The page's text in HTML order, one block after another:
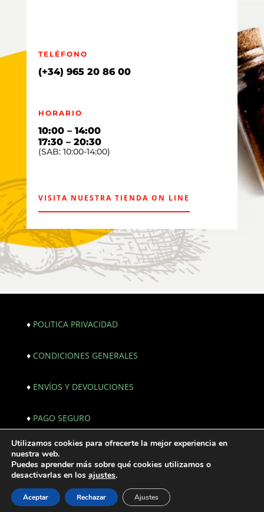
TELÉFONO
(+34) 965 20 86 00
HORARIO
10:00 – 14:00
17:30 – 20:30
(SAB: 10:00-14:00)
VISITA NUESTRA TIENDA ON LINE
♦ POLITICA PRIVACIDAD
♦ CONDICIONES GENERALES
♦ ENVÍOS Y DEVOLUCIONES
♦ PAGO SEGURO
© Copyright 2021. All Rights Reserved. |
Webmaster:
JF creativos | Comunicación
Utilizamos cookies para ofrecerte la mejor experiencia en
nuestra web.
Puedes aprender más sobre qué cookies utilizamos o
desactivarlas en los ajustes.
Aceptar Rechazar Ajustes